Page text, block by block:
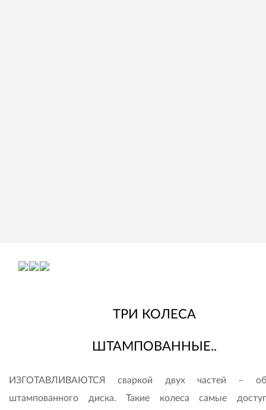
ТРИ КОЛЕСА
ШТАМПОВАННЫЕ..
ИЗГОТАВЛИВАЮТСЯ сваркой двух частей –
штампованного диска. Такие колеса самые